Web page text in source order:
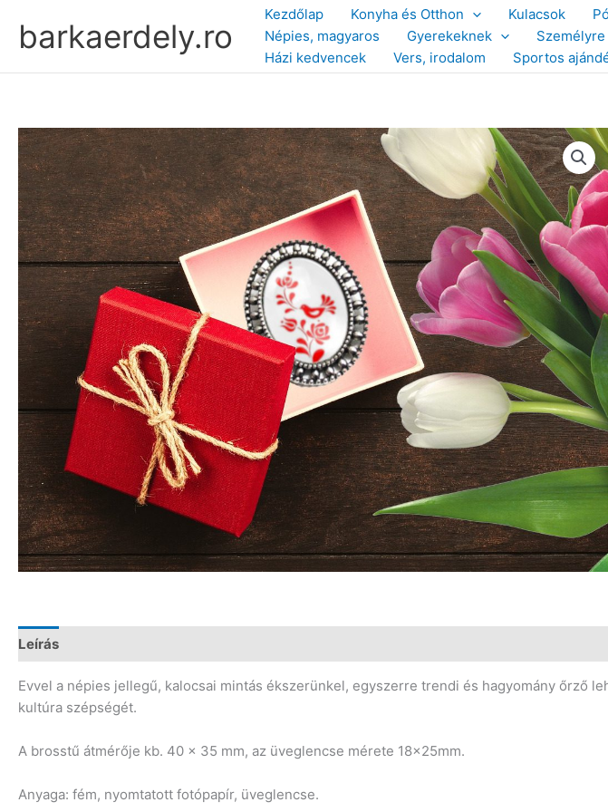
content
barkaerdely.ro
Kezdőlap Konyha és Otthon Kulacsok
Népies, magyaros
Gyerekeknek
Házi kedvencek
Vers, irodalom Sportos
Leírás
Evvel a népies jellegű, kalocsai mintás ékszerünkel, egyszerre trendi és hagyomány őrző
kultúra szépségét.
A brosstű átmérője kb. 40 x 35 mm, az üveglencse mérete 18x25mm.
Anyaga: fém, nyomtatott fotópapír, üveglencse.